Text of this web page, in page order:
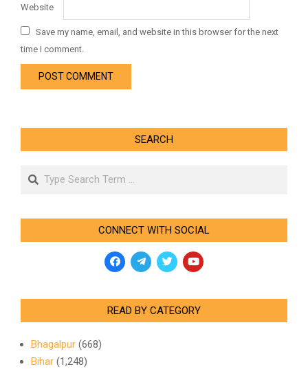
Website
Save my name, email, and website in this browser for the next
time I comment.
SEARCH
Search
CONNECT WITH SOCIAL
READ BY CATEGORY
Bhagalpur (668)
Bihar (1,248)